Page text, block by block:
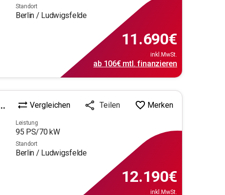
Standort
Berlin / Ludwigsfelde
11.690€
inkl.MwSt.
ab 106€mtl. finanzieren
Vergleichen Teilen Merken
Leistung
95 PS/70kW
Standort
Berlin / Ludwigsfelde
12.190€
inkl.MwSt.